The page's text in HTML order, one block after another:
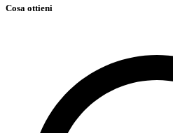
Cosa ottieni